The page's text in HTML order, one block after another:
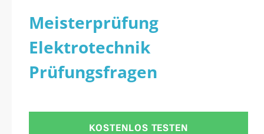
Meisterprüfung
Elektrotechnik
Prüfungsfragen
Praxistest 2026?
Meisterprüfung
Elektrotechnik
Prüfungsfragen
KOSTENLOS TESTEN